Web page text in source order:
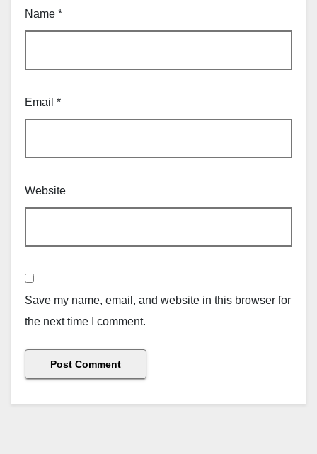
Name *
Email *
Website
Save my name, email, and website in this browser for
the next time I comment.